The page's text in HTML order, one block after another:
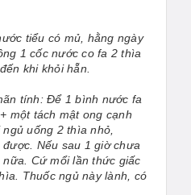
tiểu có mủ, hằng ngày
1 cốc nước co fa 2 thìa
khi khỏi hẵn.
tính: Để 1 bình nước fa
một tách mật ong cạnh
uống 2 thìa nhỏ,
Nếu sau 1 giờ chưa
Cứ mổi lần thức giấc
Thuốc ngủ này lành, có